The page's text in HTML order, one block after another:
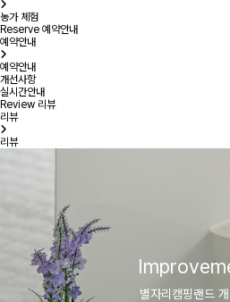
농가 체험
Reserve 예약안내
예약안내
예약안내
개선사항
실시간안내
Review 리뷰
리뷰
리뷰
별자리캠핑랜드